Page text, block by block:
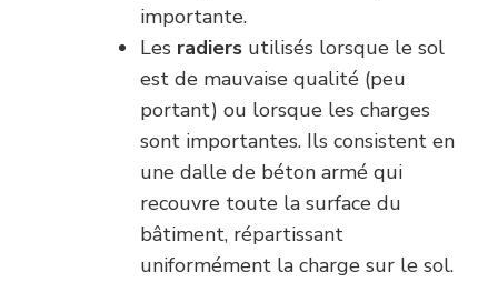
importante.
Les radiers utilisés lorsque le sol
est de mauvaise qualité (peu
portant) ou lorsque les charges
sont importantes. Ils consistent en
une dalle de béton armé qui
recouvre toute la surface du
bâtiment, répartissant
uniformément la charge sur le sol.